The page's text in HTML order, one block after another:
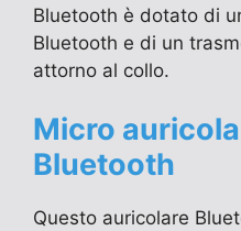
Bluetooth è dotato di
Bluetooth e di un
attorno al collo.
Micro
Bluetooth
Questo auricolare